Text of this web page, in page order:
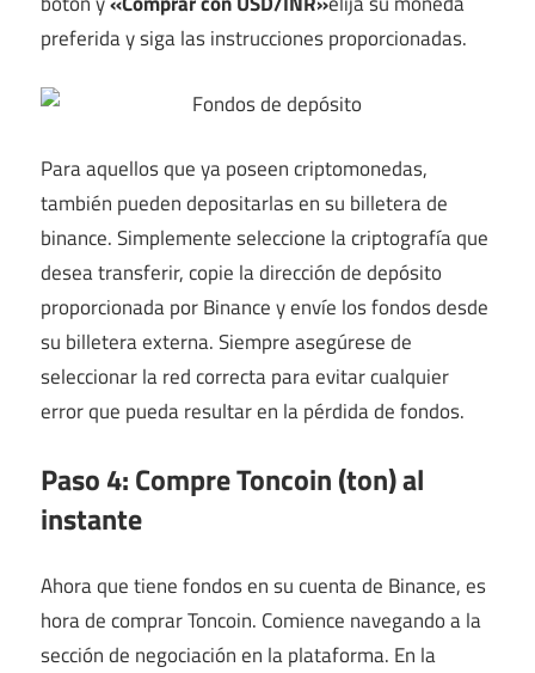
preferida y siga las instrucciones proporcionadas.
Para aquellos que ya poseen criptomonedas,
también pueden depositarlas en su billetera de
binance. Simplemente seleccione la criptografía que
desea transferir, copie la dirección de depósito
proporcionada por Binance y envíe los fondos desde
su billetera externa. Siempre asegúrese de
seleccionar la red correcta para evitar cualquier
error que pueda resultar en la pérdida de fondos.
Paso 4: Compre Toncoin (ton) al
instante
Ahora que tiene fondos en su cuenta de Binance, es
hora de comprar Toncoin. Comience navegando a la
sección de negociación en la plataforma. En la